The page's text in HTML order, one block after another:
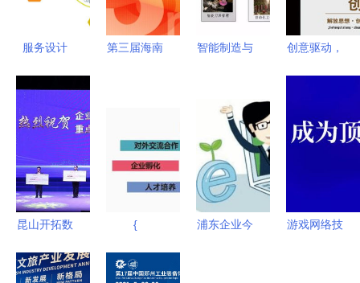
服务设计
务的幕后英
雄
第三届海南
式揭晓
智能制造与
务详解
创意驱动，
文案与视觉
设计说明
图“云” ** 海
昆山开拓数
化新蓝海
{
浦东企业今
游戏网络技